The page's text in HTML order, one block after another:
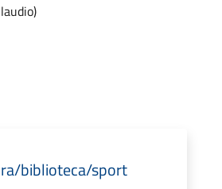
biblioteca/sport